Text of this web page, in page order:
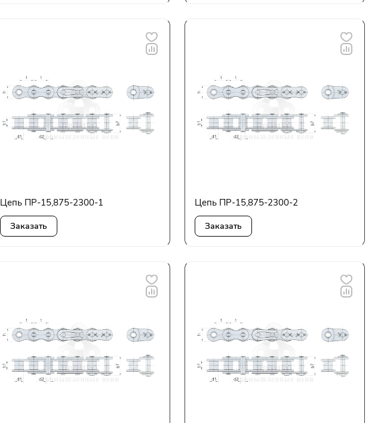
Цепь ПР-15,875-2300-1
Заказать
Цепь ПР-15,875-2300-2
Заказать